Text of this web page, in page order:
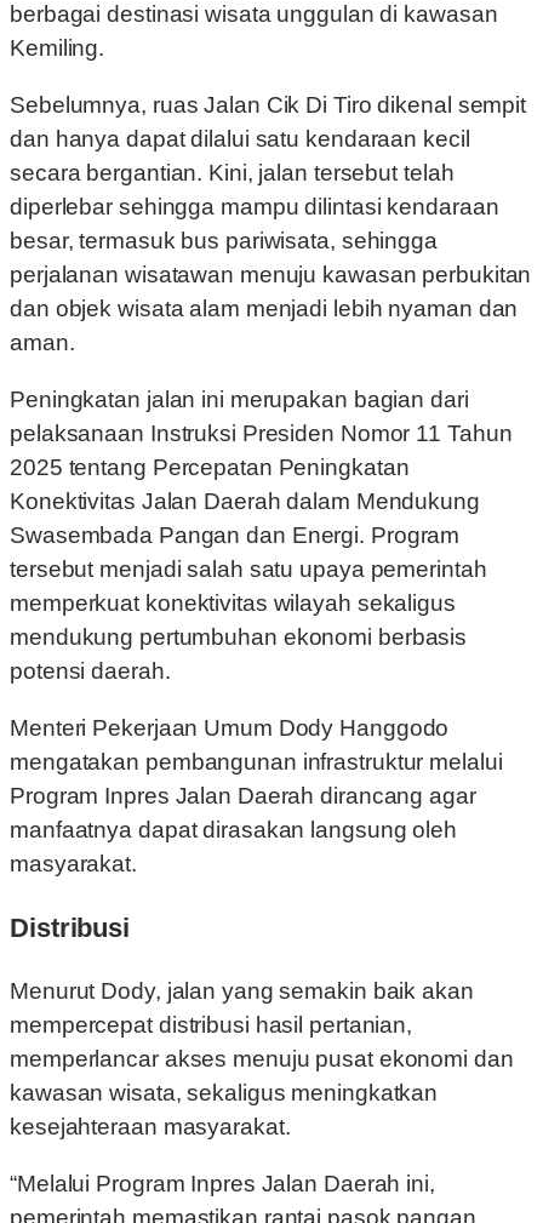
berbagai destinasi wisata unggulan di kawasan
Kemiling.
Sebelumnya, ruas Jalan Cik Di Tiro dikenal sempit
dan hanya dapat dilalui satu kendaraan kecil
secara bergantian. Kini, jalan tersebut telah
diperlebar sehingga mampu dilintasi kendaraan
besar, termasuk bus pariwisata, sehingga
perjalanan wisatawan menuju kawasan perbukitan
dan objek wisata alam menjadi lebih nyaman dan
aman.
Peningkatan jalan ini merupakan bagian dari
pelaksanaan Instruksi Presiden Nomor 11 Tahun
2025 tentang Percepatan Peningkatan
Konektivitas Jalan Daerah dalam Mendukung
Swasembada Pangan dan Energi. Program
tersebut menjadi salah satu upaya pemerintah
memperkuat konektivitas wilayah sekaligus
mendukung pertumbuhan ekonomi berbasis
potensi daerah.
Menteri Pekerjaan Umum Dody Hanggodo
mengatakan pembangunan infrastruktur melalui
Program Inpres Jalan Daerah dirancang agar
manfaatnya dapat dirasakan langsung oleh
masyarakat.
Distribusi
Menurut Dody, jalan yang semakin baik akan
mempercepat distribusi hasil pertanian,
memperlancar akses menuju pusat ekonomi dan
kawasan wisata, sekaligus meningkatkan
kesejahteraan masyarakat.
“Melalui Program Inpres Jalan Daerah ini,
pemerintah memastikan rantai pasok pangan